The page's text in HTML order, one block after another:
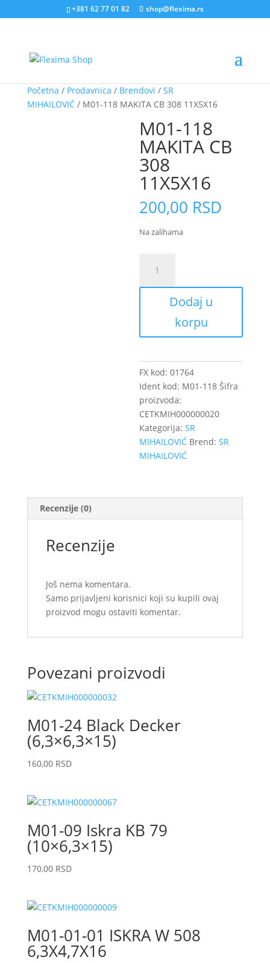
+381 62 77 01 82 shop@flexima.rs
Početna / Prodavnica / Brendovi / SR
MIHAILOVIĆ/ M01-118 MAKITA CB 308 11X5X16
M01-118
MAKITA CB
308
11X5X16
200,00 RSD
Na zalihama
MAKITA
Dodaj u
korpu
FX kod: 01764
Ident kod: M01-118 Šifra
proizvoda:
CETKMIH000000020
Kategorija:SR
MIHAILOVIĆ Brend:SR
MIHAILOVIĆ
Recenzije (0)
Recenzije
Još nema komentara.
Samo prijavljeni korisnici koji su kupili ovaj
proizvod mogu ostaviti komentar.
Povezani proizvodi
M01-24 Black Decker
(6,3×6,3×15)
160,00 RSD
M01-09 Iskra KB 79
(10×6,3×15)
170,00 RSD
M01-01-01 ISKRA W 508
6,3X4,7X16